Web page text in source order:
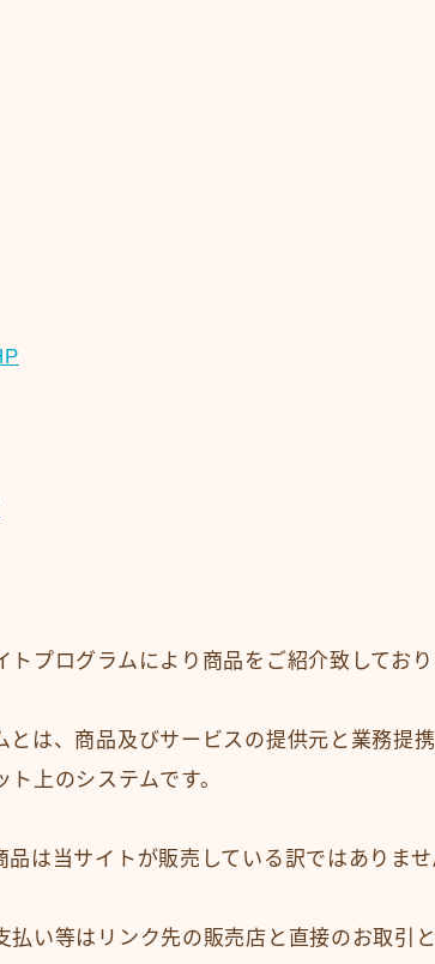
プログラムにより商品をご紹介致しており
とは、商品及びサービスの提供元と業務提
上のシステムです。
は当サイトが販売している訳ではありませ
払い等はリンク先の販売店と直接のお取引